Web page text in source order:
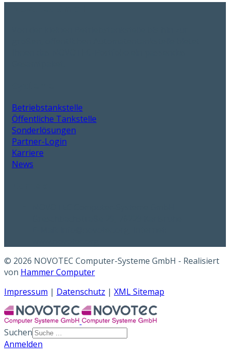
Betriebstankstelle
Öffentliche Tankstelle
Sonderlösungen
Partner-Login
Karriere
News
© 2026 NOVOTEC Computer-Systeme GmbH - Realisiert
von Hammer Computer
Impressum | Datenschutz | XML Sitemap
Suchen
Anmelden